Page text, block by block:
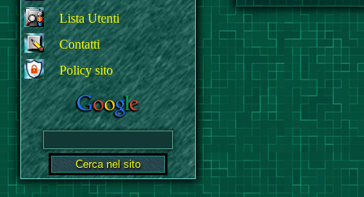
Lista Utenti
Contatti
Policy sito